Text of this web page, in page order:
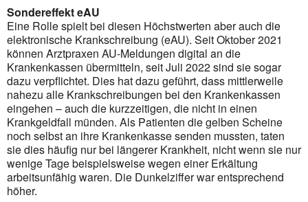
Sondereffekt eAU
Eine Rolle spielt bei diesen Höchstwerten aber auch die
elektronische Krankschreibung (eAU). Seit Oktober 2021
können Arztpraxen AU-Meldungen digital an die
Krankenkassen übermitteln, seit Juli 2022 sind sie sogar
dazu verpflichtet. Dies hat dazu geführt, dass mittlerweile
nahezu alle Krankschreibungen bei den Kranken­kassen
eingehen – auch die kurzzeitigen, die nicht in einen
Krankgeldfall münden. Als Patienten die gelben Scheine
noch selbst an ihre Krankenkasse senden mus­sten, taten
sie dies häufig nur bei längerer Krankheit, nicht wenn sie nur
wenige Tage beispielsweise wegen einer Erkältung
arbeitsunfähig waren. Die Dunkelziffer war entsprechend
höher.